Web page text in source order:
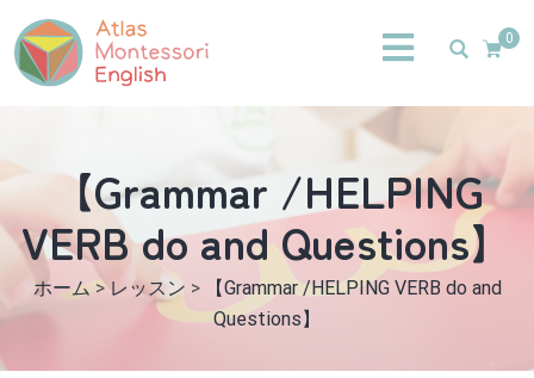
0
【Grammar /HELPING
VERB do and Questions】
ホーム >レッスン >
【Grammar /HELPING VERB do and
Questions】